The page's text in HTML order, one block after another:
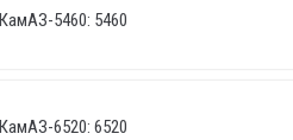
КамАЗ-5460: 5460
КамАЗ-6520: 6520